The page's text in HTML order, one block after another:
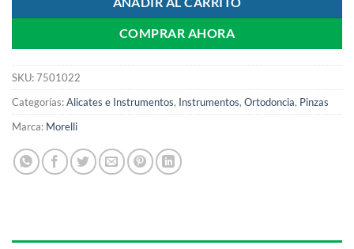
COMPRAR AHORA
SKU:7501022
Categorías:Alicates e Instrumentos, Instrumentos, Ortodoncia, Pinzas
Marca: Morelli